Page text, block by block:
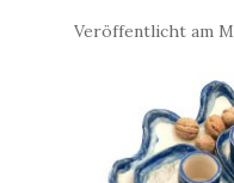
Veröffentlicht am